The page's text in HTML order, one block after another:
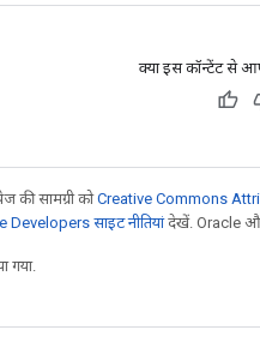
क्या इस कॉन्टेंट से
सामग्री कोCreative Commons
Developers साइट नीतियांदेखें. Oracle
गया.